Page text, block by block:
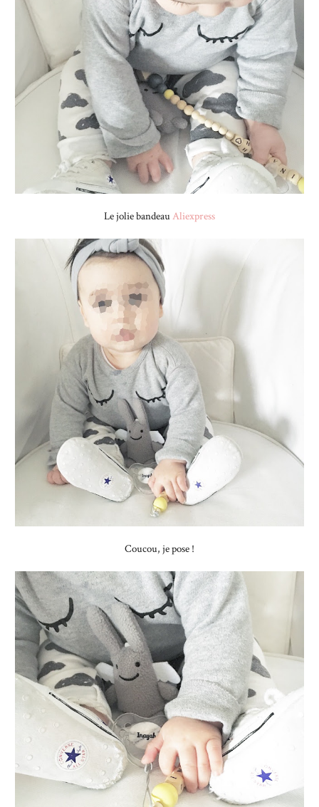
Le jolie bandeauAliexpress
Coucou, je pose !